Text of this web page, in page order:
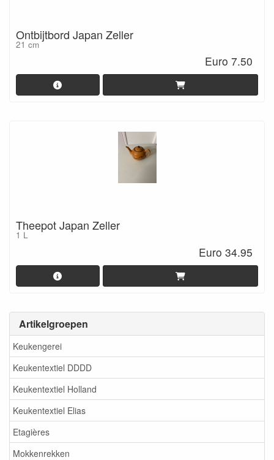
Artikelgroepen
Keukengerei
Keukentextiel DDDD
Keukentextiel Holland
Keukentextiel Elias
Etagières
Mokkenrekken
Ontbijtbord Japan Zeller
21 cm
Euro 7.50
Theepot Japan Zeller
1 L
Euro 34.95